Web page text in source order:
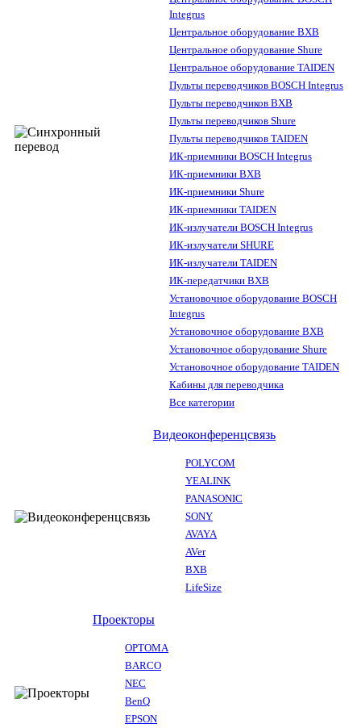
Integrus
Центральное оборудование BXB
Центральное оборудование Shure
Центральное оборудование TAIDEN
Пульты переводчиков BOSCH Integrus
Пульты переводчиков BXB
Пульты переводчиков Shure
Пульты переводчиков TAIDEN
ИК-приемники BOSCH Integrus
ИК-приемники BXB
ИК-приемники Shure
ИК-приемники TAIDEN
ИК-излучатели BOSCH Integrus
ИК-излучатели SHURE
ИК-излучатели TAIDEN
ИК-передатчики BXB
Установочное оборудование BOSCH
Integrus
Установочное оборудование BXB
Установочное оборудование Shure
Установочное оборудование TAIDEN
Кабины для переводчика
Все категории
Видеоконференцсвязь
POLYCOM
YEALINK
PANASONIC
SONY
AVAYA
AVer
BXB
LifeSize
Проекторы
OPTOMA
BARCO
NEC
BenQ
EPSON